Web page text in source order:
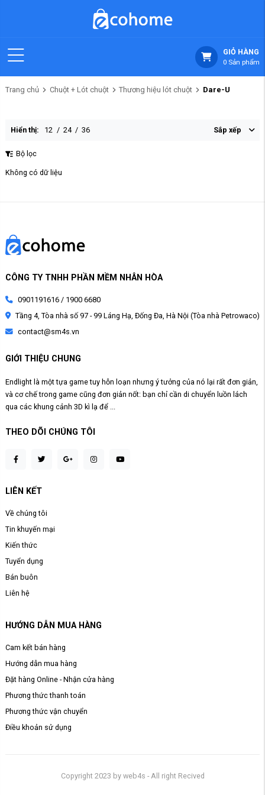
GIỎ HÀNG
0 Sản phẩm
Trang chủ Chuột + Lót chuột Thương hiệu lót chuột Dare-U
Hiển thị: 12 / 24 / 36 Sắp xếp
Bộ lọc
Không có dữ liệu
CÔNG TY TNHH PHẦN MỀM NHÂN HÒA
0901191616 / 1900 6680
Tầng 4, Tòa nhà số 97 - 99 Láng Hạ, Đống Đa, Hà Nội (Tòa nhà Petrowaco)
contact@sm4s.vn
GIỚI THIỆU CHUNG
Endlight là một tựa game tuy hỗn loạn nhưng ý tưởng của nó lại rất đơn giản,
và cơ chế trong game cũng đơn giản nốt: bạn chỉ cần di chuyển luồn lách
qua các khung cảnh 3D kì lạ để ...
THEO DÕI CHÚNG TÔI
LIÊN KẾT
Về chúng tôi
Tin khuyến mại
Kiến thức
Tuyển dụng
Bán buôn
Liên hệ
HƯỚNG DẪN MUA HÀNG
Cam kết bán hàng
Hướng dẫn mua hàng
Đặt hàng Online - Nhận cửa hàng
Phương thức thanh toán
Phương thức vận chuyển
Điều khoản sử dụng
Copyright 2023 by web4s - All right Recived